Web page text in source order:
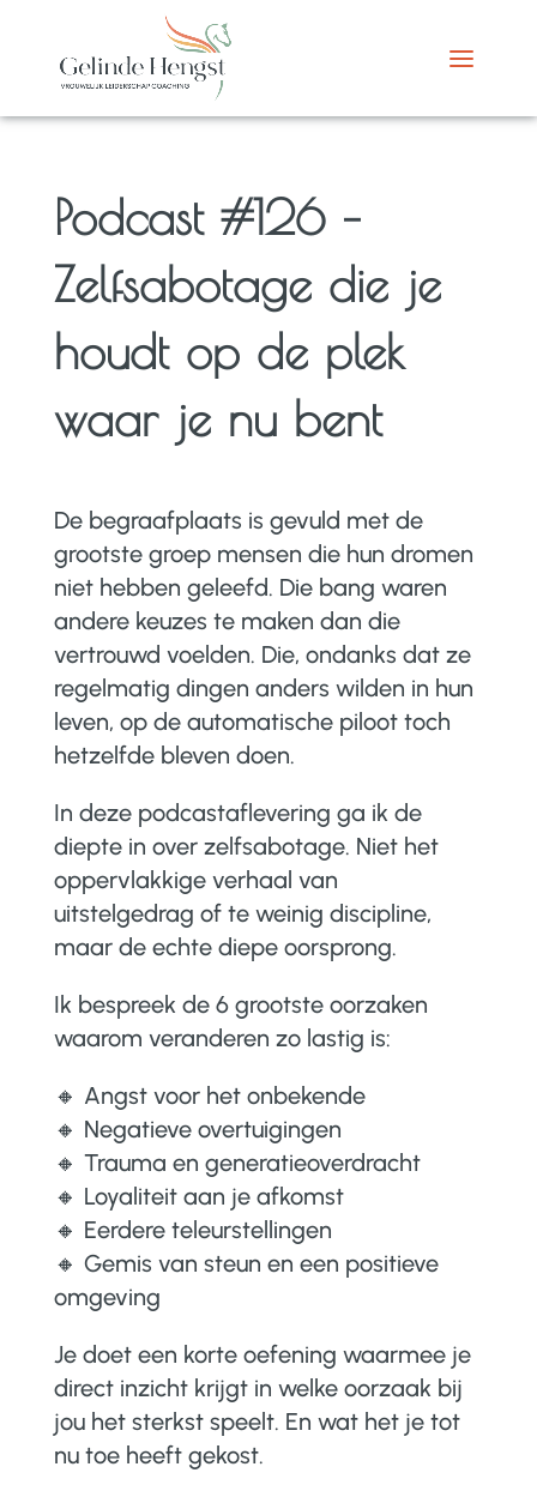
Podcast #126 –
Zelfsabotage die je
houdt op de plek
waar je nu bent
De begraafplaats is gevuld met de
grootste groep mensen die hun dromen
niet hebben geleefd. Die bang waren
andere keuzes te maken dan die
vertrouwd voelden. Die, ondanks dat ze
regelmatig dingen anders wilden in hun
leven, op de automatische piloot toch
hetzelfde bleven doen.
In deze podcastaflevering ga ik de
diepte in over zelfsabotage. Niet het
oppervlakkige verhaal van
uitstelgedrag of te weinig discipline,
maar de echte diepe oorsprong.
Ik bespreek de 6 grootste oorzaken
waarom veranderen zo lastig is:
🔸 Angst voor het onbekende
🔸 Negatieve overtuigingen
🔸 Trauma en generatieoverdracht
🔸 Loyaliteit aan je afkomst
🔸 Eerdere teleurstellingen
🔸 Gemis van steun en een positieve
omgeving
Je doet een korte oefening waarmee je
direct inzicht krijgt in welke oorzaak bij
jou het sterkst speelt. En wat het je tot
nu toe heeft gekost.